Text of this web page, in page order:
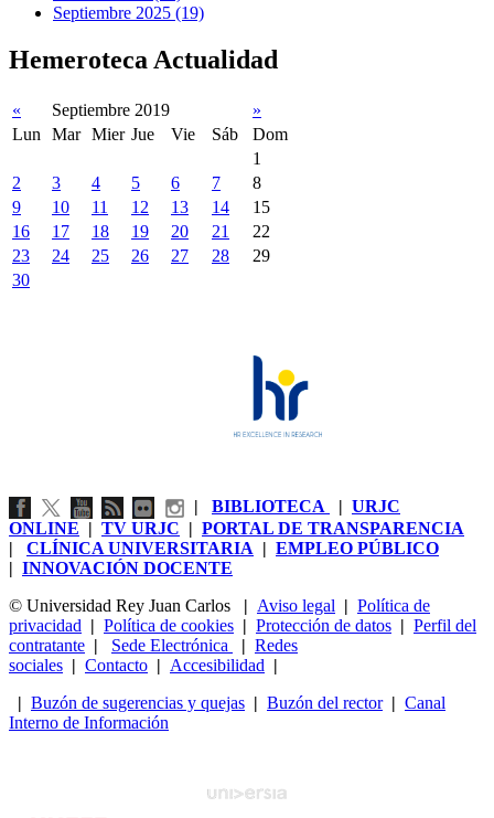
Septiembre 2025 (19)
Hemeroteca Actualidad
« Septiembre 2019
»
Lun
Mar Mier Jue Vie Sáb
Dom
1
2
3 4 5 6 7
8
9
10 11 12 13 14
15
16
17 18 19 20 21
22
23
24 25 26 27 28
29
30
| BIBLIOTECA | URJC
ONLINE | TV URJC | PORTAL DE TRANSPARENCIA
| CLÍNICA UNIVERSITARIA | EMPLEO PÚBLICO
| INNOVACIÓN DOCENTE
© Universidad Rey Juan Carlos
| Aviso legal | Política de
privacidad | Política de cookies | Protección de datos | Perfil del
contratante | Sede Electrónica | Redes
sociales | Contacto | Accesibilidad |
| Buzón de sugerencias y quejas | Buzón del rector| Canal
Interno de Información